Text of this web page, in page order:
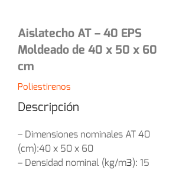
Aislatecho AT – 40 EPS
Moldeado de 40 x 50 x 60
cm
Poliestirenos
Descripción
– Dimensiones nominales AT 40
(cm):40 x 50 x 60
– Densidad nominal (kg/m3): 15